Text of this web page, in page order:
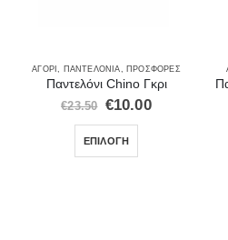
ΑΓΌΡΙ ΠΑΝΤΕΛΌΝΙΑ ΠΡΟΣΦΟΡΈΣ
Παντελόνι Chino Γκρι
€23.50 €10.00
ΕΠΙΛΟΓΉ